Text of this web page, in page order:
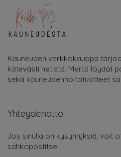
Kauneuden verkkokauppa
kätevästi netistä. Meiltä löydät
sekä kauneudenhoitotuotteet
Yhteydenotto
Jos sinulla on kysymyksiä, voit
sähköpostitse: